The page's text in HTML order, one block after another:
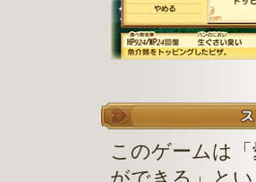
このゲームは